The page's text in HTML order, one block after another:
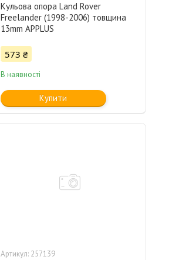
Кульова опора Land Rover
Freelander (1998-2006) товщина
13mm APPLUS
573 ₴
В наявності
Купити
257139